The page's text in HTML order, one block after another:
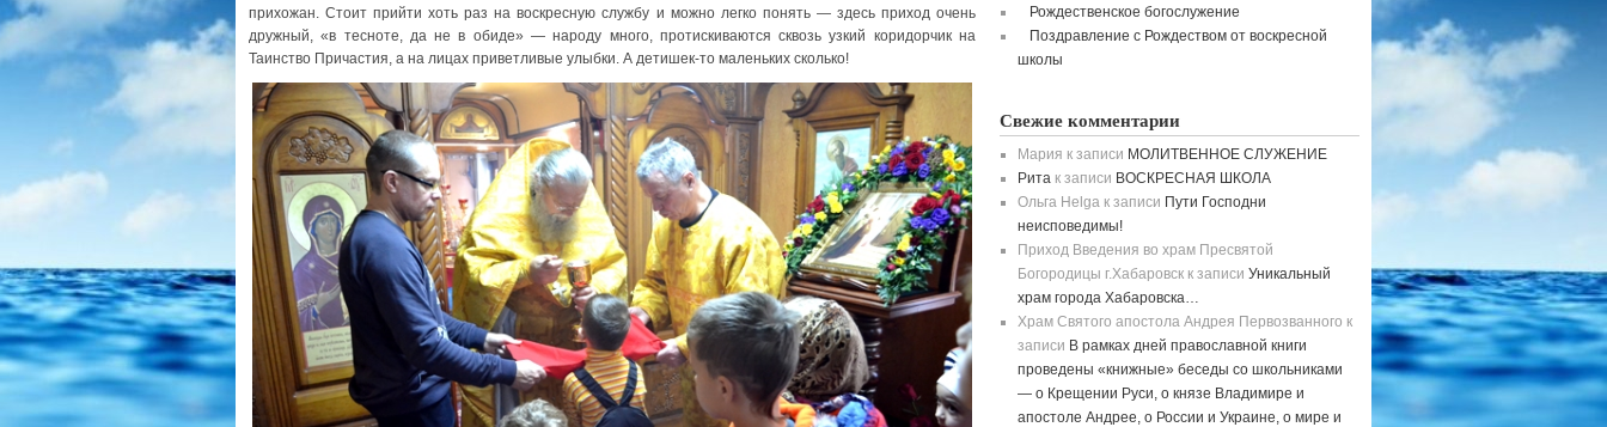
прихожан. Стоит прийти хоть раз на воскресную службу и можно легко понять — здесь приход очень
дружный, «в тесноте, да не в обиде» — народу много, протискиваются сквозь узкий коридорчик на
Таинство Причастия, а на лицах приветливые улыбки. А детишек-то маленьких сколько!
Рождественское богослужение
Поздравление с Рождеством от воскресной
школы
Свежие комментарии
Мария к записи МОЛИТВЕННОЕ СЛУЖЕНИЕ
Рита к записи ВОСКРЕСНАЯ ШКОЛА
Ольга Helga к записи Пути Господни
неисповедимы!
Приход Введения во храм Пресвятой
Богородицы г.Хабаровск к записи Уникальный
храм города Хабаровска…
Храм Святого апостола Андрея Первозванного к
записи В рамках дней православной книги
проведены «книжные» беседы со школьниками
— о Крещении Руси, о князе Владимире и
апостоле Андрее, о России и Украине, о мире и